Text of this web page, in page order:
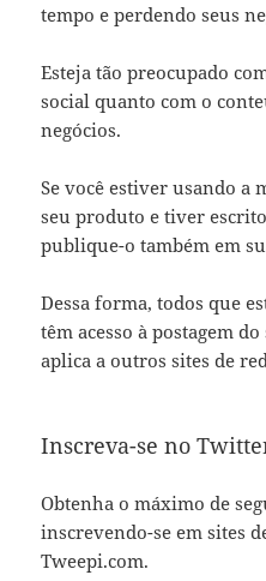
tempo e perdendo seus
Esteja tão preocupado
social quanto com o
negócios.
Se você estiver usando a
seu produto e tiver
publique-o também em
Dessa forma, todos que
têm acesso à postagem
aplica a outros sites de
Inscreva-se no
Obtenha o máximo de
inscrevendo-se em sites
Tweepi.com.